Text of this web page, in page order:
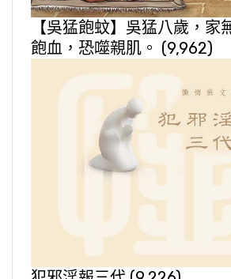
【吳猛飽蚊】吳猛八歲，家
飽血，恐噬親肌。 (9,962)